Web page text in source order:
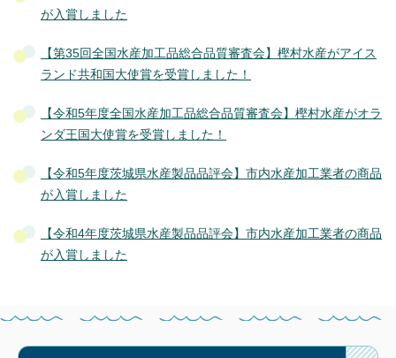
が入賞しました
【第35回全国水産加工品総合品質審査会】樫村水産がアイス
ランド共和国大使賞を受賞しました！
【令和5年度全国水産加工品総合品質審査会】樫村水産がオラ
ンダ王国大使賞を受賞しました！
【令和5年度茨城県水産製品品評会】市内水産加工業者の商品
が入賞しました
【令和4年度茨城県水産製品品評会】市内水産加工業者の商品
が入賞しました